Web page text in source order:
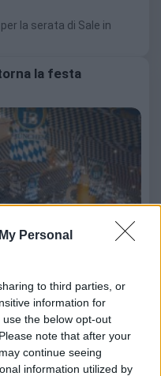
Personal
to third parties, or
information for
the below opt-out
note that after your
continue seeing
information utilized by
la serata di Sale in
la festa
27 settembre con birra
Green…